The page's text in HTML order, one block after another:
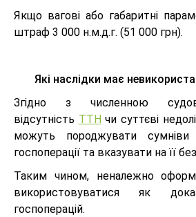
Якщо вагові або габаритні
штраф 3 000 н.м.д.г. (51 000 грн).
Які наслідки має
Згідно з численною
відсутність ТТН чи суттєві
можуть породжувати сумніви
госпоперації та вказувати на її
Таким чином, неналежно
використовуватися як
госпоперацій.